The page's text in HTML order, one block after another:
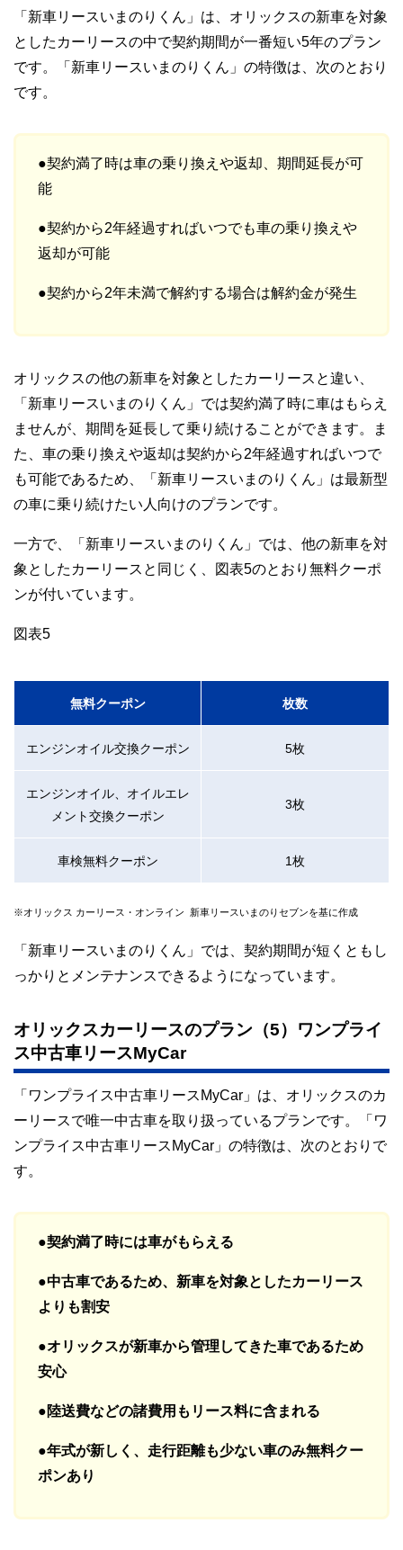
「新車リースいまのりくん」は、オリックスの新車を対象
としたカーリースの中で契約期間が一番短い5年のプラン
です。「新車リースいまのりくん」の特徴は、次のとおり
です。
●契約満了時は車の乗り換えや返却、期間延長が可
能
●契約から2年経過すればいつでも車の乗り換えや
返却が可能
●契約から2年未満で解約する場合は解約金が発生
オリックスの他の新車を対象としたカーリースと違い、
「新車リースいまのりくん」では契約満了時に車はもらえ
ませんが、期間を延長して乗り続けることができます。ま
た、車の乗り換えや返却は契約から2年経過すればいつで
も可能であるため、「新車リースいまのりくん」は最新型
の車に乗り続けたい人向けのプランです。
一方で、「新車リースいまのりくん」では、他の新車を対
象としたカーリースと同じく、図表5のとおり無料クーポ
ンが付いています。
図表5
無料クーポン 枚数
エンジンオイル交換クーポン 5枚
エンジンオイル、オイルエレ
メント交換クーポン
3枚
車検無料クーポン 1枚
※オリックス カーリース・オンライン 新車リースいまのりセブンを基に作成
「新車リースいまのりくん」では、契約期間が短くともし
っかりとメンテナンスできるようになっています。
オリックスカーリースのプラン（5）ワンプライ
ス中古車リースMyCar
「ワンプライス中古車リースMyCar」は、オリックスのカ
ーリースで唯一中古車を取り扱っているプランです。「ワ
ンプライス中古車リースMyCar」の特徴は、次のとおりで
す。
●契約満了時には車がもらえる
●中古車であるため、新車を対象としたカーリース
よりも割安
●オリックスが新車から管理してきた車であるため
安心
●陸送費などの諸費用もリース料に含まれる
●年式が新しく、走行距離も少ない車のみ無料クー
ポンあり